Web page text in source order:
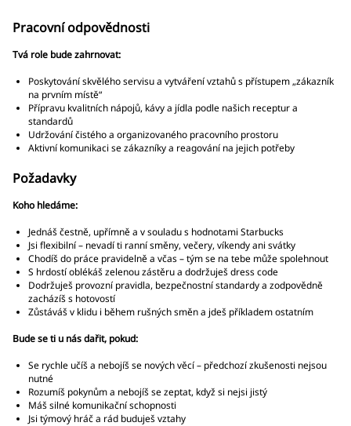
Pracovní odpovědnosti
Tvá role bude zahrnovat:
Poskytování skvělého servisu a vytváření vztahů s přístupem „zákazník
na prvním místě“
Přípravu kvalitních nápojů, kávy a jídla podle našich receptur a
standardů
Udržování čistého a organizovaného pracovního prostoru
Aktivní komunikaci se zákazníky a reagování na jejich potřeby
Požadavky
Koho hledáme:
Jednáš čestně, upřímně a v souladu s hodnotami Starbucks
Jsi flexibilní – nevadí ti ranní směny, večery, víkendy ani svátky
Chodíš do práce pravidelně a včas – tým se na tebe může spolehnout
S hrdostí oblékáš zelenou zástěru a dodržuješ dress code
Dodržuješ provozní pravidla, bezpečnostní standardy a zodpovědně
zacházíš s hotovostí
Zůstáváš v klidu i během rušných směn a jdeš příkladem ostatním
Bude se ti u nás dařit, pokud:
Se rychle učíš a nebojíš se nových věcí – předchozí zkušenosti nejsou
nutné
Rozumíš pokynům a nebojíš se zeptat, když si nejsi jistý
Máš silné komunikační schopnosti
Jsi týmový hráč a rád buduješ vztahy